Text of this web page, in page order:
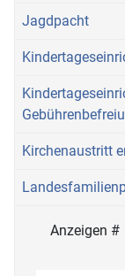
Anzeigen #
Jagdpacht
Kirchenaustritt